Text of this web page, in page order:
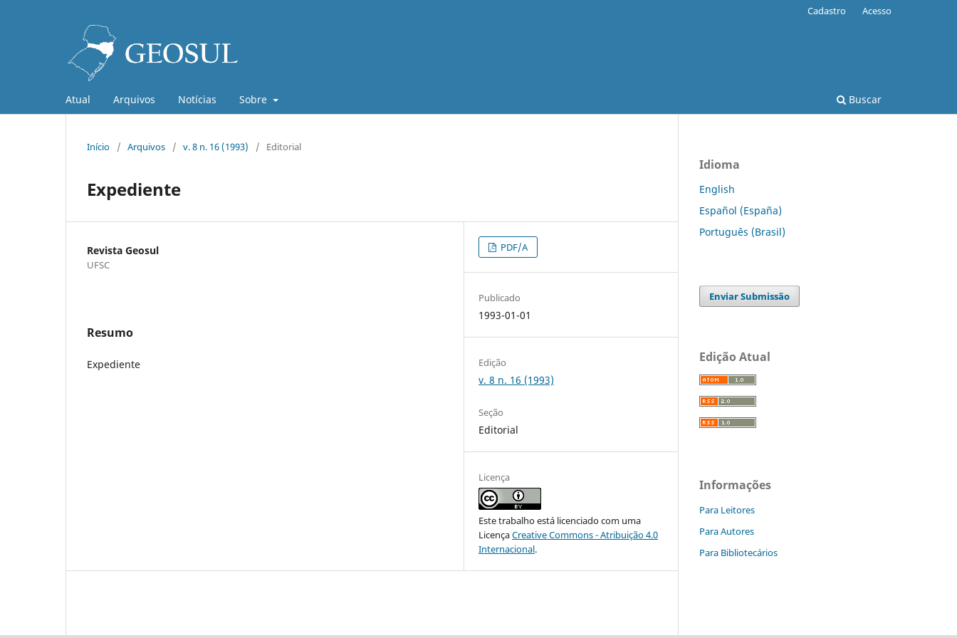
Atual Arquivos Notícias Sobre Buscar
Cadastro Acesso
Início / Arquivos / v. 8 n. 16 (1993) / Editorial
Expediente
Revista Geosul
UFSC
Resumo
Expediente
PDF/A
Publicado
1993-01-01
Edição
v. 8 n. 16 (1993)
Seção
Editorial
Licença
Este trabalho está licenciado com uma
LicençaCreative Commons - Atribuição 4.0
Internacional.
Idioma
English
Español (España)
Português (Brasil)
Enviar Submissão
Edição Atual
Informações
Para Leitores
Para Autores
Para Bibliotecários